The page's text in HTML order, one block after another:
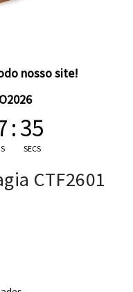
nosso site!
:34
SECS
CTF2601